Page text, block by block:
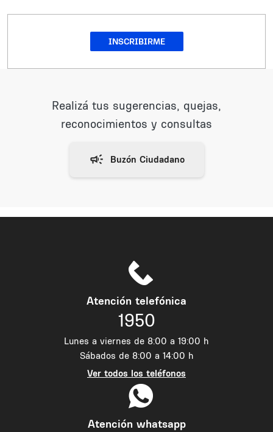
INSCRIBIRME
Realizá tus sugerencias, quejas,
reconocimientos y consultas
Atención telefónica
1950
Lunes a viernes de 8:00 a 19:00 h
Sábados de 8:00 a 14:00 h
Ver todos los teléfonos
Atención whatsapp